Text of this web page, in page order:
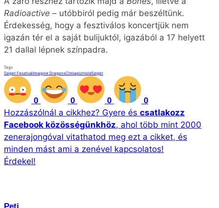
Radioactive – utóbbiról pedig már beszéltünk.
Érdekesség, hogy a fesztiválos koncertjük nem
igazán tér el a saját bulijuktól, igazából a 17 helyett
21 dallal lépnek színpadra.
Tags
Sziget FesztiválImagine DragonsCímlapUntoldSziget
0 0 0 0
Hozzászólnál a cikkhez? Gyere és csatlakozz
Facebook közösségünkhöz, ahol több mint 2000
zenerajongóval vitathatod meg ezt a cikket, és
minden mást ami a zenével kapcsolatos!
Érdekel!